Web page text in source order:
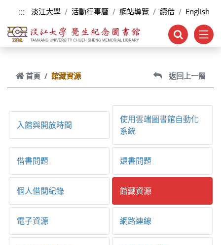
跳到主要內容
::: 淡江大學 活動行事曆 網站導覽 續借 English
首頁 館藏資源 返回上一層
入館與開放時間
使用雲端圖書館自動化
系統
借書問題 還書問題
個人借閱紀錄 館藏資源
電子資源 網路連線